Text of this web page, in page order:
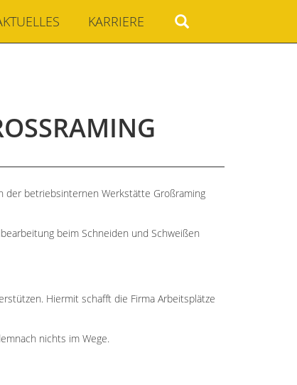
KARRIERE
der betriebsinternen Werkstätte Großraming
beim Schneiden und Schweißen
Hiermit schafft die Firma Arbeitsplätze
nichts im Wege.